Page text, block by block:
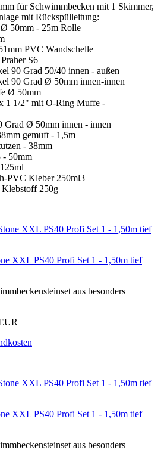
für Schwimmbecken mit 1 Skimmer,
mit Rückspülleitung:
50mm - 25m Rolle
PVC Wandschelle
S6
90 Grad 50/40 innen - außen
90 Grad Ø 50mm innen-innen
Ø 50mm
1 1/2" mit O-Ring Muffe -
Grad Ø 50mm innen - innen
gemuft - 1,5m
- 38mm
- 50mm
PVC Kleber 250ml3
250g
XXL PS40 Profi Set 1 - 1,50m tief
aus besonders
XXL PS40 Profi Set 1 - 1,50m tief
aus besonders